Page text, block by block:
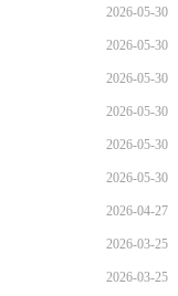
2026-05-30
2026-05-30
2026-05-30
2026-05-30
2026-05-30
2026-05-30
2026-04-27
2026-03-25
2026-03-25